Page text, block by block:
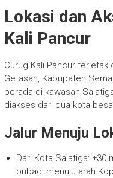
Lokasi dan
Kali Pancur
Curug Kali Pancur
Getasan, Kabupaten
berada di kawasan
diakses dari dua kota
Jalur Menuju
Dari Kota Salatiga: ±30
pribadi menuju arah